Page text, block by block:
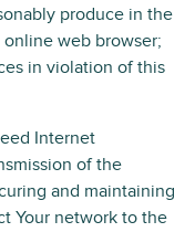
produce in the
web browser;
in violation of this
Internet
of the
and maintaining
Your network to the